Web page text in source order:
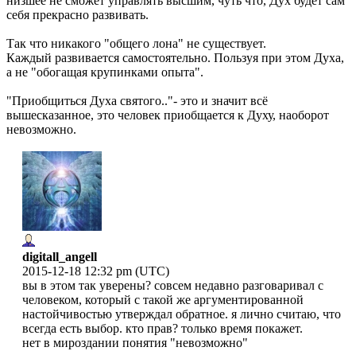
себя прекрасно развивать.
Так что никакого "общего лона" не существует.
Каждый развивается самостоятельно. Пользуя при этом Духа,
а не "обогащая крупинками опыта".
"Приобщиться Духа святого.."- это и значит всё
вышесказанное, это человек приобщается к Духу, наоборот
невозможно.
digitall_angell
2015-12-18 12:32 pm (UTC)
вы в этом так уверены? совсем недавно разговаривал с
человеком, который с такой же аргументированной
настойчивостью утверждал обратное. я лично считаю, что
всегда есть выбор. кто прав? только время покажет.
нет в мироздании понятия "невозможно"